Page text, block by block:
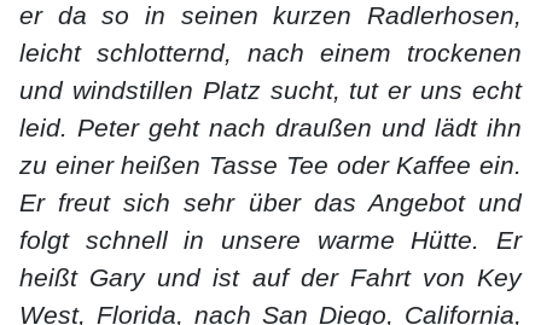
er da so in seinen kurzen Radlerhosen,
leicht schlotternd, nach einem trockenen
und windstillen Platz sucht, tut er uns echt
leid. Peter geht nach draußen und lädt ihn
zu einer heißen Tasse Tee oder Kaffee ein.
Er freut sich sehr über das Angebot und
folgt schnell in unsere warme Hütte. Er
heißt Gary und ist auf der Fahrt von Key
West, Florida, nach San Diego, California,